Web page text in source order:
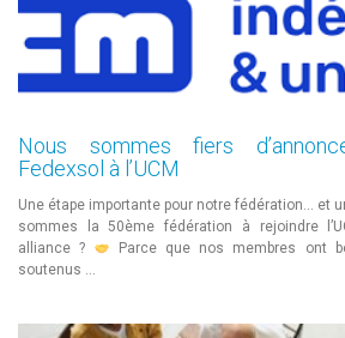
Nous sommes fiers
Fedexsol à l’UCM
Une étape importante pour notre fédération… et
sommes la 50ème fédération à rejoindre
alliance ?
Parce que nos membres ont
soutenus …